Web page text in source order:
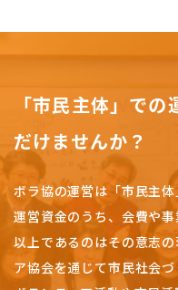
「市民主体」で
だけませんか？
ボラ協の運営は「市民主体
運営資金のうち、会費や
以上であるのはその意志の
ア協会を通じて市民社会